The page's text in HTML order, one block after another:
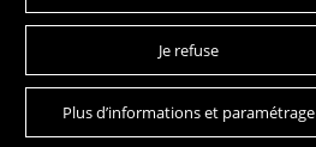
les jeudis de 20h à 22h
Conception
Je refuse
Plus d’informations et paramétrage